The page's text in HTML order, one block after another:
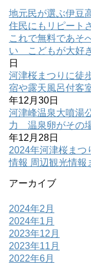
地元民が選ぶ伊豆
住民にもリピート
これで無料であそ
い こどもが大好
日
河津桜まつりに徒
宿や露天風呂付客
年12月30日
河津峰温泉大噴湯
力 温泉卵がその
年12月28日
2024年河津桜ま
情報 周辺観光情報
アーカイブ
2024年2月
2024年1月
2023年12月
2023年11月
2022年6月